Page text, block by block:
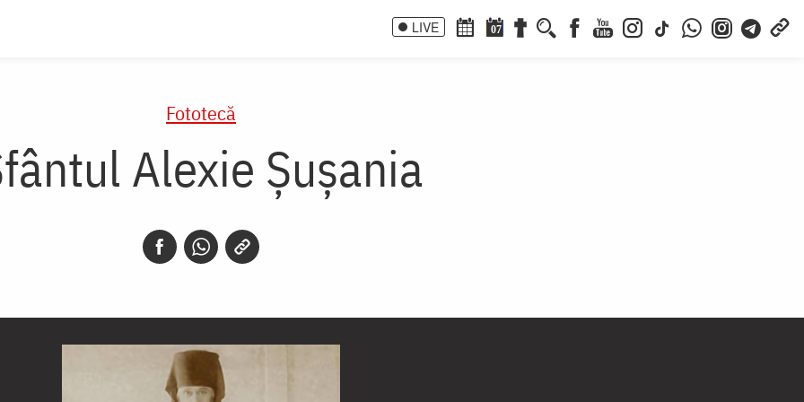
LIVE 07
Fototecă
Alexie Șușania